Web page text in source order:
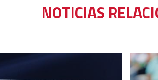
NOTICIAS